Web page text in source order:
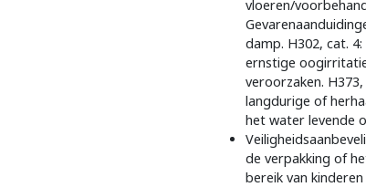
vloeren/
damp. H302, cat.
ernstige
veroorzaken.
langdurige of
het water levende
de verpakking of
bereik van